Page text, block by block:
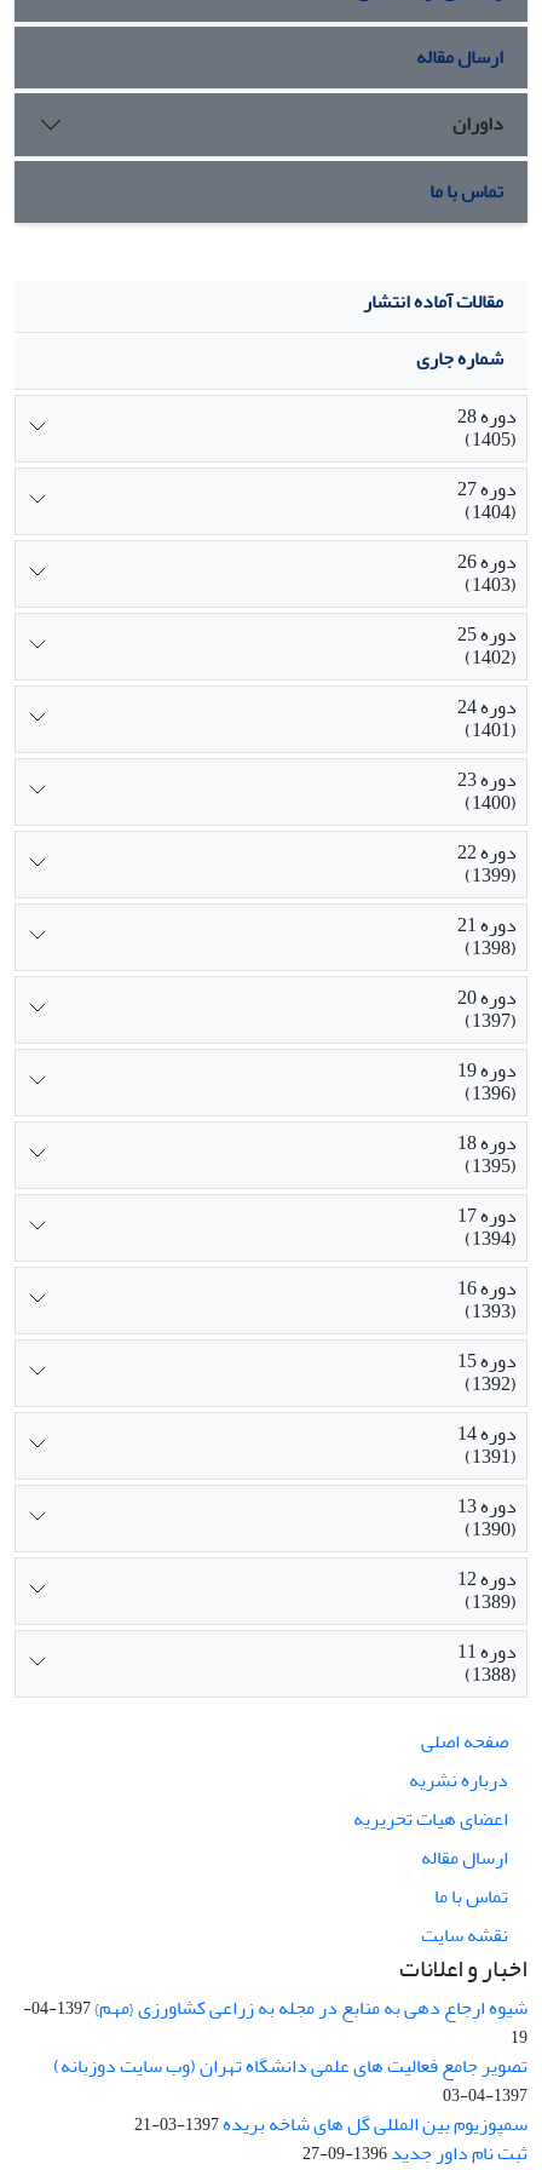
ارسال مقاله
داوران
تماس با ما
مقالات آماده انتشار
شماره جاری
دوره 28
(1405)
دوره 27
(1404)
دوره 26
(1403)
دوره 25
(1402)
دوره 24
(1401)
دوره 23
(1400)
دوره 22
(1399)
دوره 21
(1398)
دوره 20
(1397)
دوره 19
(1396)
دوره 18
(1395)
دوره 17
(1394)
دوره 16
(1393)
دوره 15
(1392)
دوره 14
(1391)
دوره 13
(1390)
دوره 12
(1389)
دوره 11
(1388)
صفحه اصلی
درباره نشریه
اعضای هیات تحریریه
ارسال مقاله
تماس با ما
نقشه سایت
اخبار و اعلانات
شیوه ارجاع دهی به منابع در مجله به زراعی کشاورزی {مهم}
1397-04-
19
تصویر جامع فعالیت های علمی دانشگاه تهران (وب سایت دوزبانه)
1397-04-03
سمپوزیوم بین المللی گل های شاخه بریده1397-03-21
ثبت نام داور جدید1396-09-27